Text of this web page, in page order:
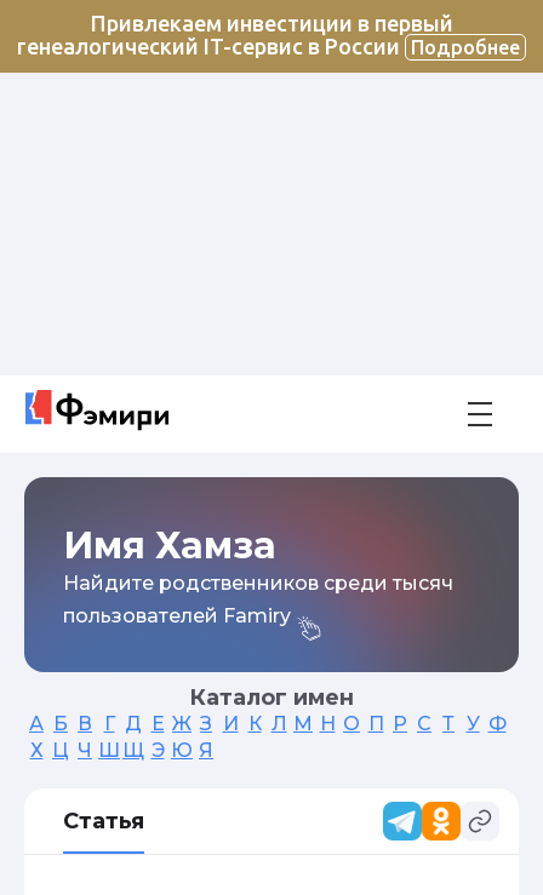
Привлекаем инвестиции в первый
генеалогический IT-сервис в России
Подробнее
Имя Хамза
Найдите родственников среди тысяч
пользователей Famiry
Каталог имен
А Б В Г Д Е Ж З И К Л М Н О П Р С Т У Ф
Х Ц Ч Ш Щ Э Ю Я
Статья